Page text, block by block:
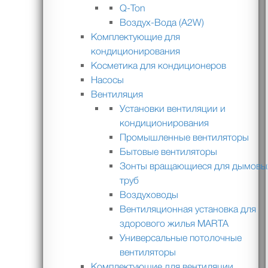
Q-Ton
Воздух-Вода (A2W)
Комплектующие для
кондиционирования
Косметика для кондиционеров
Насосы
Вентиляция
Установки вентиляции и
кондиционирования
Промышленные вентиляторы
Бытовые вентиляторы
Зонты вращающиеся для
труб
Воздуховоды
Вентиляционная установка для
здорового жилья MARTA
Универсальные потолочные
вентиляторы